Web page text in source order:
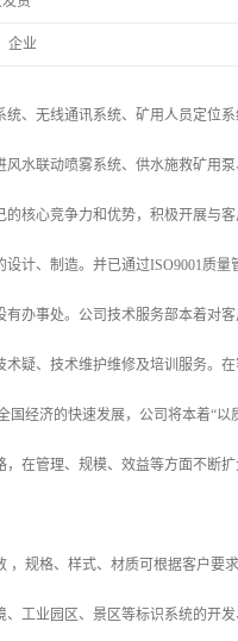
企业
、无线通讯系统、矿用人员定位
风水联动喷雾系统、供水施救矿用
核心竞争力和优势，积极开展与
计、制造。并已通过ISO9001质
有办事处。公司技术服务部本着对
疑、技术维护维修及培训服务。
国经济的快速发展，公司将本着“
在管理、规模、效益等方面不断
，规格、样式、材质可根据客户
工业园区、景区等标识系统的开